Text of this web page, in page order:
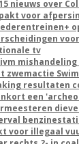
nieuws over
voor
tv
mishandeling
zwemactie
resultaten
een
voor illegaal